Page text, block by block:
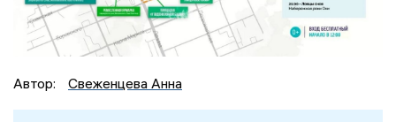
Автор: Свеженцева Анна